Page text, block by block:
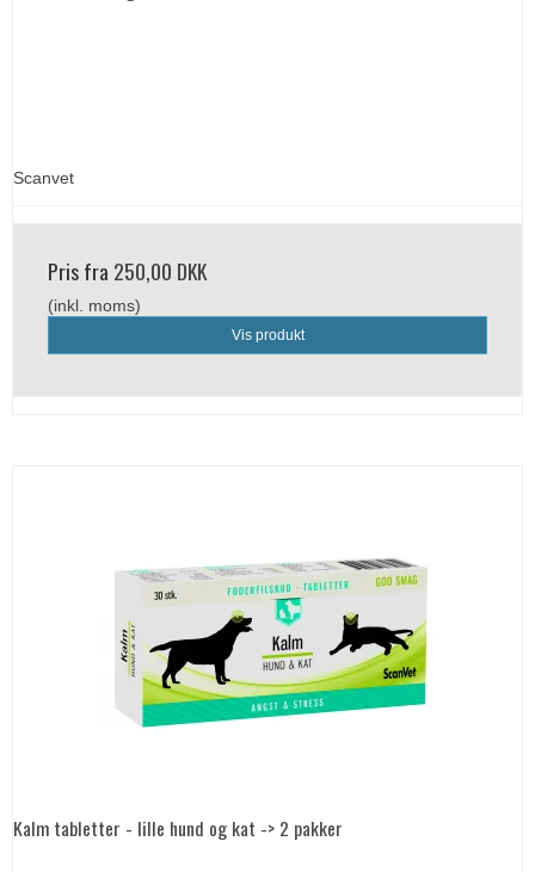
Scanvet
Pris fra 250,00 DKK
(inkl. moms)
Vis produkt
Kalm tabletter - lille hund og kat -> 2 pakker